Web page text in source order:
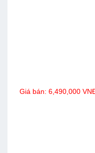
Giá bán: 6,490,000